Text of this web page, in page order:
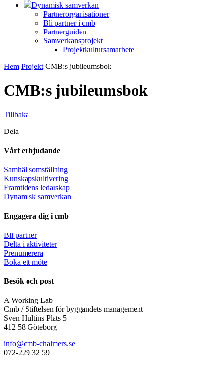
Dynamisk samverkan
Partnerorganisationer
Bli partner i cmb
Partnerguiden
Samverkansprojekt
Projektkultursamarbete
Hem Projekt CMB:s jubileumsbok
CMB:s jubileumsbok
Tillbaka
Dela
Vårt erbjudande
Samhällsomställning
Kunskapskultivering
Framtidens ledarskap
Dynamisk samverkan
Engagera dig i cmb
Bli partner
Delta i aktiviteter
Prenumerera
Boka ett möte
Besök och post
A Working Lab
Cmb / Stiftelsen för byggandets management
Sven Hultins Plats 5
412 58 Göteborg
info@cmb-chalmers.se
072-229 32 59